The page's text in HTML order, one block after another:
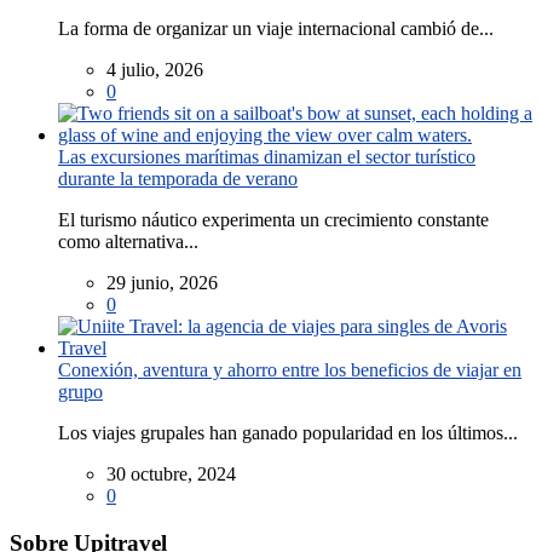
La forma de organizar un viaje internacional cambió de...
4 julio, 2026
0
Las excursiones marítimas dinamizan el sector turístico
durante la temporada de verano
El turismo náutico experimenta un crecimiento constante
como alternativa...
29 junio, 2026
0
Conexión, aventura y ahorro entre los beneficios de viajar en
grupo
Los viajes grupales han ganado popularidad en los últimos...
30 octubre, 2024
0
Sobre Upitravel